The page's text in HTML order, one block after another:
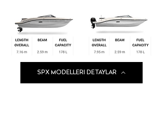
SPX MODELLERI DETAYLAR